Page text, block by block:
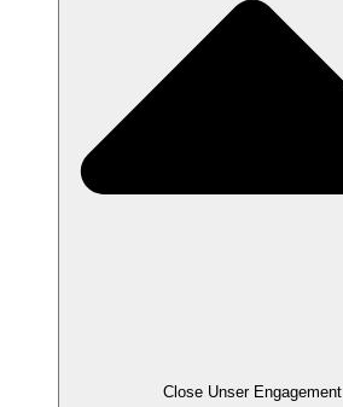
Close Unser Engagement